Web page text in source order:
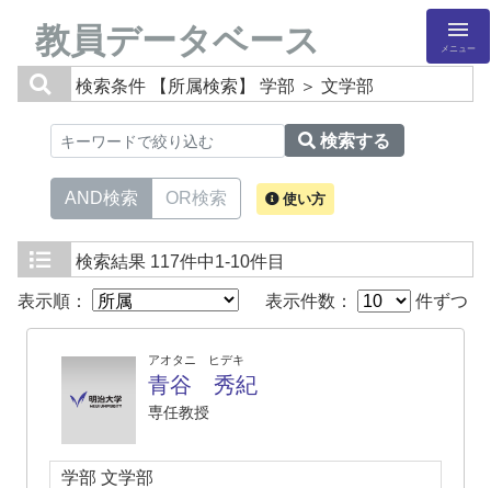
教員データベース メニュー
検索条件 【所属検索】 学部 ＞ 文学部
検索する
AND検索 OR検索 使い方
検索結果 117件中1-10件目
表示順： 表示件数： 件ずつ
アオタニ ヒデキ
青谷 秀紀
専任教授
学部 文学部